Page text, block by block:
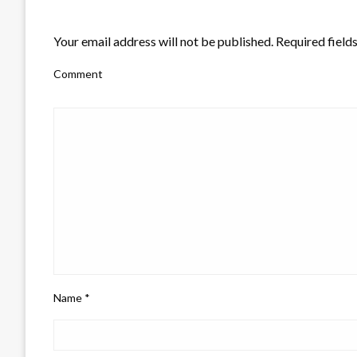
Your email address will not be published. Required
Comment
Name *